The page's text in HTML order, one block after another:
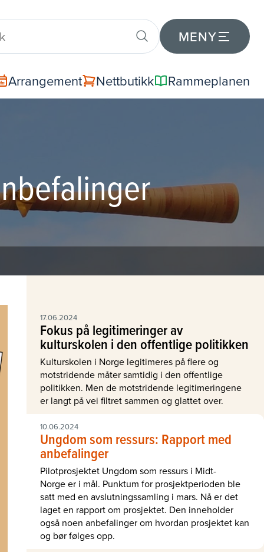
MENY
Arrangement Nettbutikk Rammeplanen
17.06.2024
Fokus på legitimeringer av
kulturskolen i den offentlige politikken
Kulturskolen i Norge legitimeres på flere og
motstridende måter samtidig i den offentlige
politikken. Men de motstridende legitimeringene
er langt på vei filtret sammen og glattet over.
10.06.2024
Ungdom som ressurs: Rapport med
anbefalinger
Pilotprosjektet Ungdom som ressurs i Midt-
Norge er i mål. Punktum for prosjektperioden ble
satt med en avslutningssamling i mars. Nå er det
laget en rapport om prosjektet. Den inneholder
også noen anbefalinger om hvordan prosjektet kan
og bør følges opp.